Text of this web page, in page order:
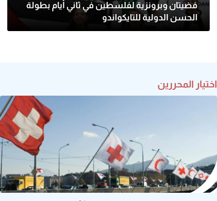
فضيتان وبرونزية لفلسطين في ثاني أيام بطولة
الحسن الدولية للتايكواندو
اختيار المحررين